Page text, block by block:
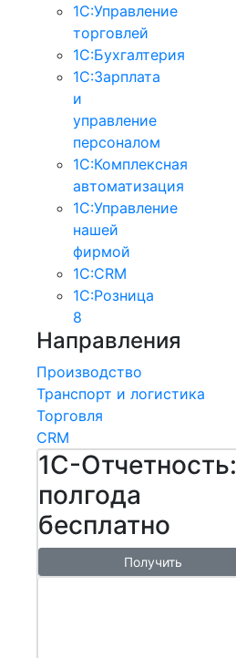
1С:Управление
торговлей
1С:Бухгалтерия
1С:Зарплата
и
управление
персоналом
1С:Комплексная
автоматизация
1С:Управление
нашей
фирмой
1С:CRM
1С:Розница
8
Направления
Производство
Транспорт и логистика
Торговля
CRM
1С-Отчетность:
полгода
бесплатно
Получить